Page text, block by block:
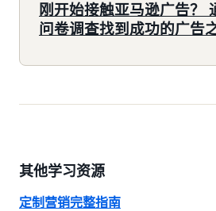
刚开始接触亚马逊广告？
问卷调查找到成功的广告
其他学习资源
定制营销完整指南